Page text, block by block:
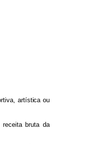
iva, artística ou
receita bruta da